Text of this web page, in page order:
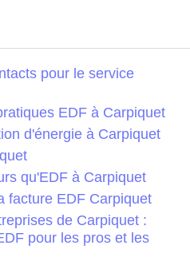
pour le service
EDF à Carpiquet
d'énergie à Carpiquet
qu'EDF à Carpiquet
facture EDF Carpiquet
de Carpiquet :
pour les pros et les